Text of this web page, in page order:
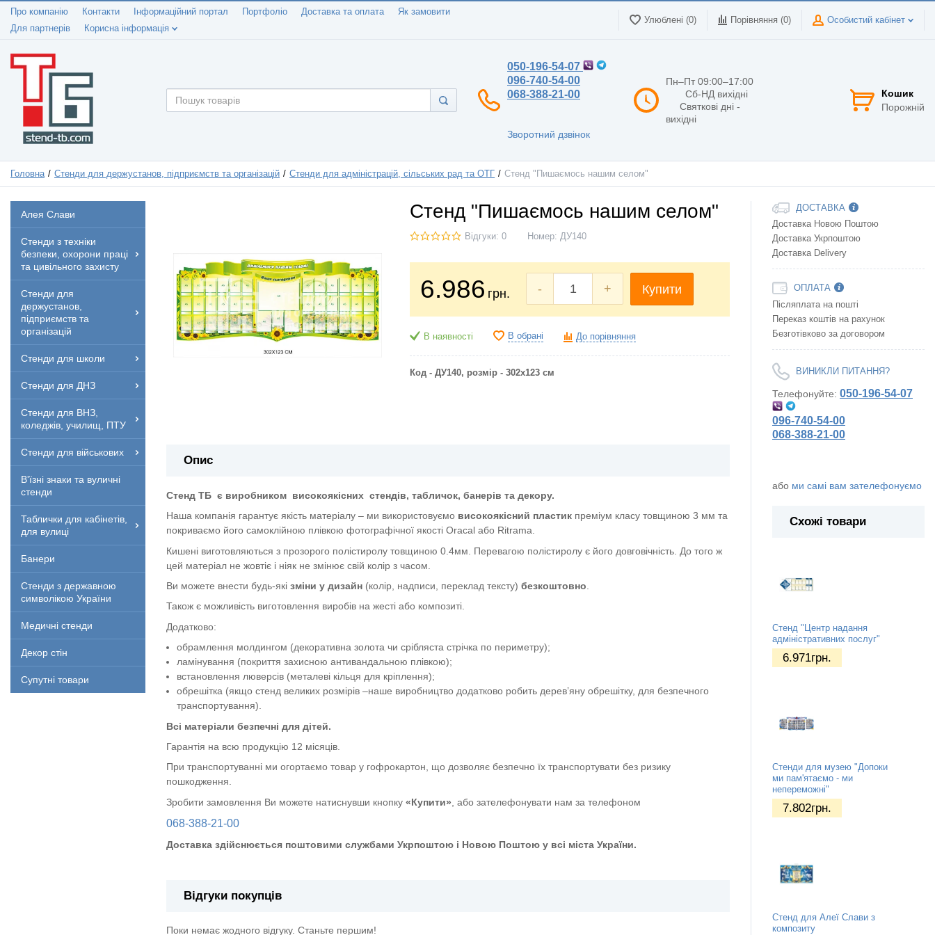
Про компанію Контакти Інформаційний портал Портфоліо Доставка та оплата
Як замовити
Для партнерів
Корисна інформація
Улюблені (0) Порівняння (0) Особистий кабінет
050-196-54-07
096-740-54-00
068-388-21-00
Зворотний дзвінок
Пн–Пт 09:00–17:00
Сб-НД вихідні
Святкові дні -
вихідні
Кошик
Порожній
Головна Стенди для держустанов, підприємств та організацій Стенди для адміністрацій, сільських рад та ОТГ Стенд "Пишаємось нашим селом"
Алея Слави
Стенди з техніки
безпеки, охорони праці
та цивільного захисту
Стенди для
держустанов,
підприємств та
організацій
Стенди для школи
Стенди для ДНЗ
Стенди для ВНЗ,
коледжів, училищ, ПТУ
Стенди для військових
В'їзні знаки та вуличні
стенди
Таблички для кабінетів,
для вулиці
Банери
Стенди з державною
символікою України
Медичні стенди
Декор стін
Супутні товари
Стенд "Пишаємось нашим селом"
Відгуки: 0 Номер: ДУ140
6.986 грн. - + Купити
В наявності В обрані До порівняння
Код - ДУ140, розмір - 302х123 см
Опис
Стенд ТБ є виробником високоякісних стендів, табличок, банерів та декору.
Наша компанія гарантує якість матеріалу – ми використовуємо високоякісний пластик преміум класу товщиною 3 мм та
покриваємо його самоклійною плівкою фотографічної якості Oracal або Ritrama.
Кишені виготовляються з прозорого полістиролу товщиною 0.4мм. Перевагою полістиролу є його довговічність. До того ж
цей матеріал не жовтіє і ніяк не змінює свій колір з часом.
Ви можете внести будь-які зміни у дизайн (колір, надписи, переклад тексту) безкоштовно
Також є можливість виготовлення виробів на жесті або композиті.
Додатково:
обрамлення молдингом (декоративна золота чи срібляста стрічка по периметру);
ламінування (покриття захисною антивандальною плівкою);
встановлення люверсів (металеві кільця для кріплення);
обрешітка (якщо стенд великих розмірів –наше виробництво додатково робить дерев’яну обрешітку, для безпечного
транспортування).
Всі матеріали безпечні для дітей.
Гарантія на всю продукцію 12 місяців.
При транспортуванні ми огортаємо товар у гофрокартон, що дозволяє безпечно їх транспортувати без ризику
пошкодження.
Зробити замовлення Ви можете натиснувши кнопку «Купити» , або зателефонувати нам за телефоном
068-388-21-00
Доставка здійснюється поштовими службами Укрпоштою і Новою Поштою у всі міста України.
Відгуки покупців
Поки немає жодного відгуку. Станьте першим!
ДОСТАВКА
Доставка Новою Поштою
Доставка Укрпоштою
Доставка Delivery
ОПЛАТА
Післяплата на пошті
Переказ коштів на рахунок
Безготівково за договором
ВИНИКЛИ ПИТАННЯ?
Телефонуйте: 050-196-54-07
096-740-54-00
068-388-21-00
або ми самі вам зателефонуємо
Схожі товари
Стенд "Центр надання
адміністративних послуг"
6.971грн.
Стенди для музею "Допоки
ми пам'ятаємо - ми
непереможні"
7.802грн.
Стенд для Алеї Слави з
композиту